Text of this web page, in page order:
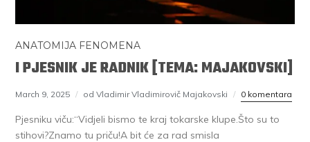
ANATOMIJA FENOMENA
I PJESNIK JE RADNIK [TEMA: MAJAKOVSKI]
March 9, 2025 od Vladimir Vladimirovič Majakovski 0 komentara
Pjesniku viču:“Vidjeli bismo te kraj tokarske klupe.Što su to
stihovi?Znamo tu priču!A bit će za rad smisla